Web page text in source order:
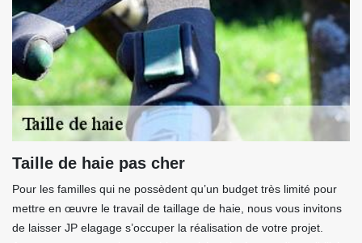
Taille de haie pas cher
Pour les familles qui ne possèdent qu’un budget très limité pour
mettre en œuvre le travail de taillage de haie, nous vous invitons
de laisser JP elagage s’occuper la réalisation de votre projet.